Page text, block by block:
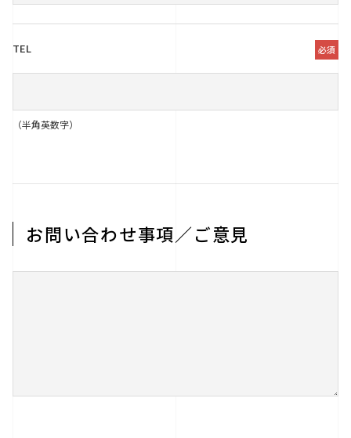
TEL 必須
（半角英数字）
お問い合わせ事項／ご意見